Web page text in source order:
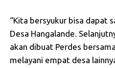
“Kita bersyukur bisa dapat
Desa Hangalande.
akan dibuat Perdes
melayani empat desa